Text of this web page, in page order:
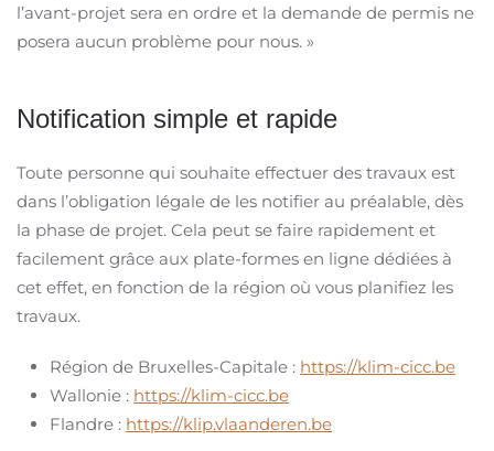
l’avant-projet sera en ordre et la demande de permis ne
posera aucun problème pour nous. »
Notification simple et rapide
Toute personne qui souhaite effectuer des travaux est
dans l’obligation légale de les notifier au préalable, dès
la phase de projet. Cela peut se faire rapidement et
facilement grâce aux plate-formes en ligne dédiées à
cet effet, en fonction de la région où vous planifiez les
travaux.
Région de Bruxelles-Capitale : https://klim-cicc.be
Wallonie : https://klim-cicc.be
Flandre : https://klip.vlaanderen.be